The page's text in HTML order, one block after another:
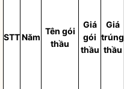
STTNăm
Tên gói
thầu
Giá
gói
thầu
Giá
trúng
thầu